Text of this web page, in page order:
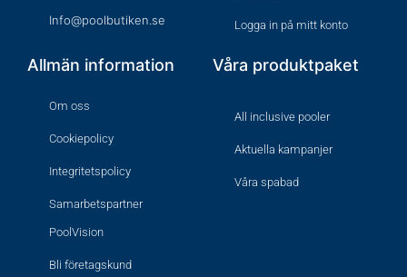
Info@poolbutiken.se Logga in på mitt konto
Allmän information
Om oss
Cookiepolicy
Integritetspolicy
Samarbetspartner
PoolVision
Bli företagskund
Våra produktpaket
All inclusive pooler
Aktuella kampanjer
Våra spabad